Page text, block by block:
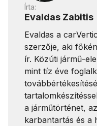
Írta:
Evaldas Zabitis
Evaldas a
szerzője, aki
ír. Közúti jármű-
mint tíz éve
a járműtörténet,
karbantartás és a